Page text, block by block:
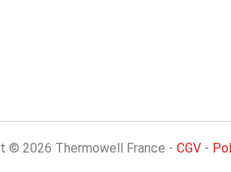
© 2026 Thermowell France - CGV -